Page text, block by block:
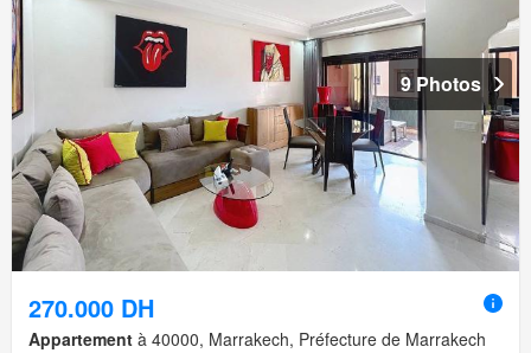
9 Photos
270.000 DH
Appartement à 40000, Marrakech, Préfecture de Marrakech